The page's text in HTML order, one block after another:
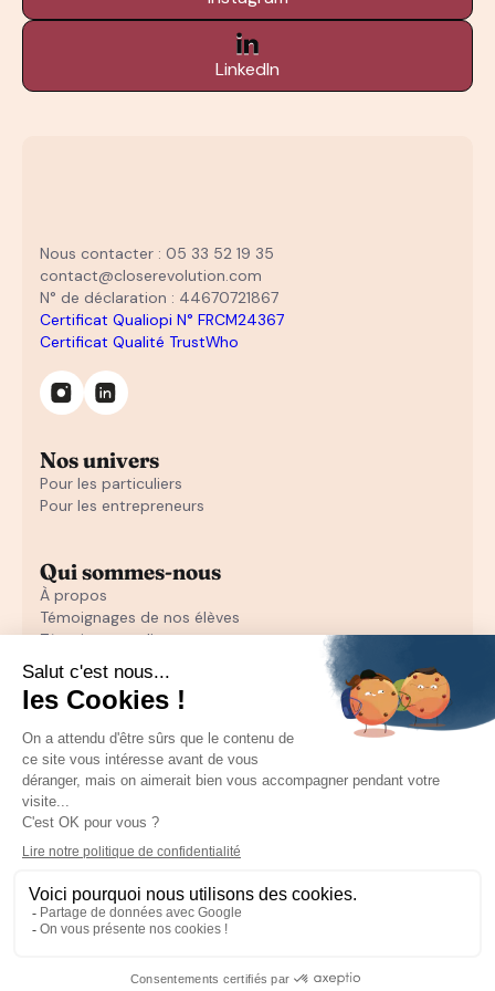
LinkedIn
Nous contacter : 05 33 52 19 35
contact@closerevolution.com
N° de déclaration : 44670721867
Certificat Qualiopi N° FRCM24367
Certificat Qualité TrustWho
Nos univers
Pour les particuliers
Pour les entrepreneurs
Qui sommes-nous
À propos
Témoignages de nos élèves
Témoignages d'entrepreneurs
Découvrir
Notre initiation au closing offerte
Notre formation en closing
Toutes nos ressources pour les particuliers
Recruter un sales
Toutes les ressources pour les entrepreneurs
Mentions Légales